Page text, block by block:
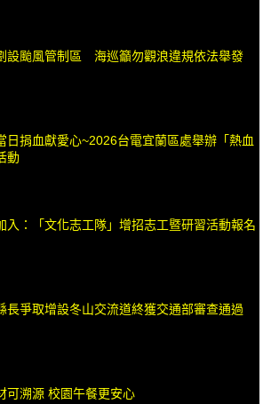
設颱風管制區 海巡籲勿觀浪違規依法舉發
日捐血獻愛心~2026台電宜蘭區處舉辦「熱血
動
入：「文化志工隊」增招志工暨研習活動報名
長爭取增設冬山交流道終獲交通部審查通過
可溯源 校園午餐更安心